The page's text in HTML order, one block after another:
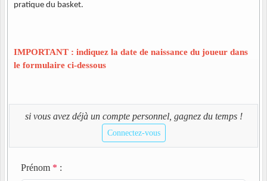
pratique du basket.
IMPORTANT : indiquez la date de naissance du joueur dans
le formulaire ci-dessous
si vous avez déjà un compte personnel, gagnez du temps !
Connectez-vous
Prénom * :